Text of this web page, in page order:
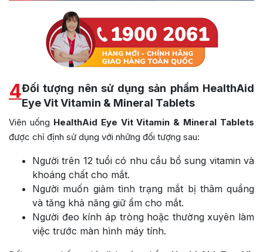
4Đối tượng nên sử dụng sản phẩm HealthAid
Eye Vit Vitamin & Mineral Tablets
Viên uống HealthAid Eye Vit Vitamin & Mineral Tablets
được chỉ định sử dụng với những đối tượng sau:
Người trên 12 tuổi có nhu cầu bổ sung vitamin và
khoáng chất cho mắt.
Người muốn giảm tình trạng mắt bị thâm quầng
và tăng khả năng giữ ẩm cho mắt.
Người đeo kính áp tròng hoặc thường xuyên làm
việc trước màn hình máy tính.